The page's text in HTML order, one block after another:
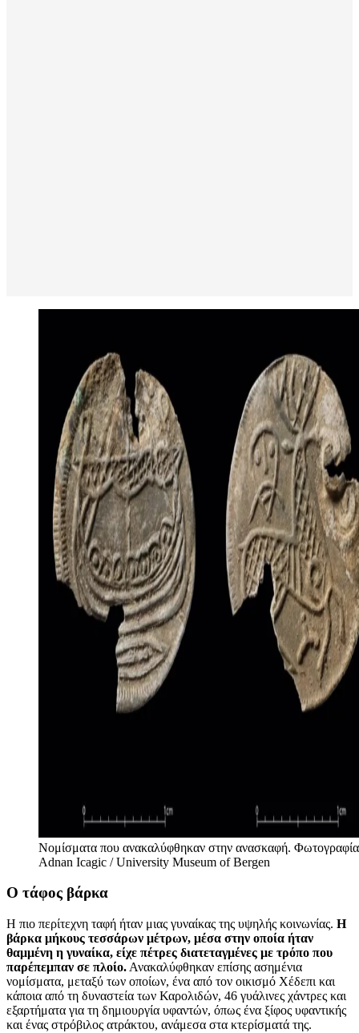
Νομίσματα που ανακαλύφθηκαν στην ανασκαφή.
Adnan Icagic / University Museum of Bergen
Ο τάφος βάρκα
Η πιο περίτεχνη ταφή ήταν μιας γυναίκας της υψηλής κοινωνίας. Η
βάρκα μήκους τεσσάρων μέτρων, μέσα στην οποία ήταν
θαμμένη η γυναίκα, είχε πέτρες διατεταγμένες με τρόπο που
παρέπεμπαν σε πλοίο. Ανακαλύφθηκαν επίσης ασημένια
νομίσματα, μεταξύ των οποίων, ένα από τον οικισμό Χέδεπι και
κάποια από τη δυναστεία των Καρολιδών, 46 γυάλινες χάντρες και
εξαρτήματα για τη δημιουργία υφαντών, όπως ένα ξίφος υφαντικής
και ένας στρόβιλος ατράκτου, ανάμεσα στα κτερίσματά της.